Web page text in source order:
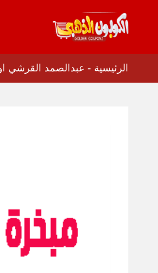
الرئيسية - عبدالصمد القرشي